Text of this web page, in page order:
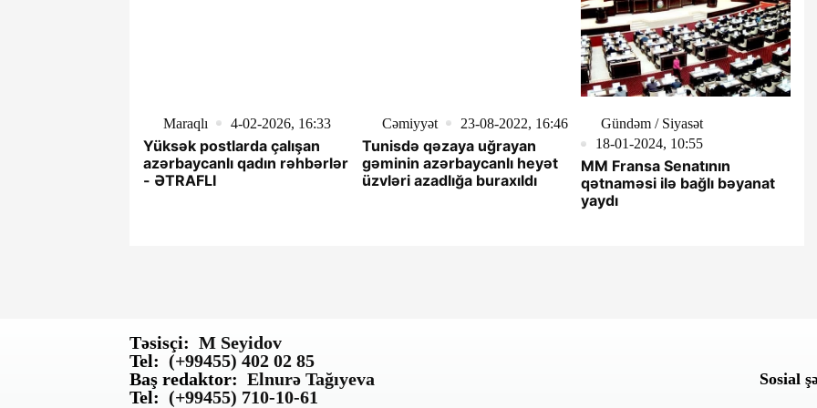
Maraqlı 4-02-2026, 16:33
Yüksək postlarda çalışan
azərbaycanlı qadın rəhbərlər
- ƏTRAFLI
Cəmiyyət 23-08-2022, 16:46
Tunisdə qəzaya uğrayan
gəminin azərbaycanlı heyət
üzvləri azadlığa buraxıldı
Gündəm / Siyasət
18-01-2024, 10:55
MM Fransa Senatının
qətnaməsi ilə bağlı bəyanat
yaydı
Təsisçi: M Seyidov
Tel: (+99455) 402 02 85
Baş redaktor: Elnurə Tağıyeva
Tel: (+99455) 710-10-61
Sosial